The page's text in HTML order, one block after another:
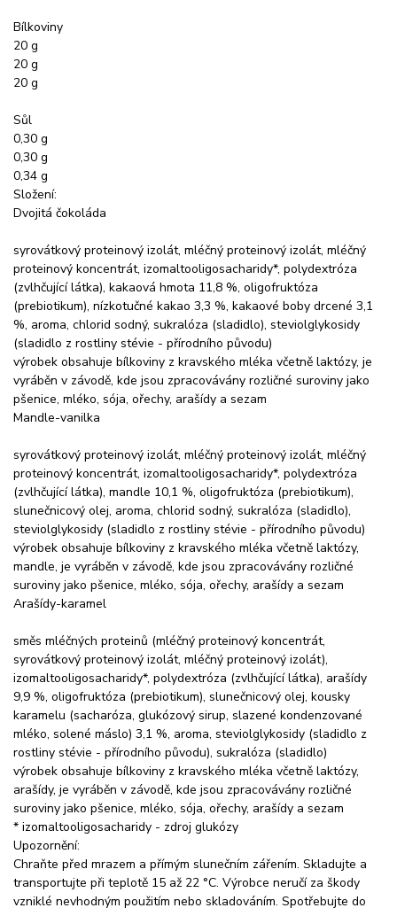
Bílkoviny
20 g
20 g
20 g
Sůl
0,30 g
0,30 g
0,34 g
Složení:
Dvojitá čokoláda
syrovátkový proteinový izolát, mléčný proteinový izolát, mléčný
proteinový koncentrát, izomaltooligosacharidy*, polydextróza
(zvlhčující látka), kakaová hmota 11,8 %, oligofruktóza
(prebiotikum), nízkotučné kakao 3,3 %, kakaové boby drcené 3,1
%, aroma, chlorid sodný, sukralóza (sladidlo), steviolglykosidy
(sladidlo z rostliny stévie - přírodního původu)
výrobek obsahuje bílkoviny z kravského mléka včetně laktózy, je
vyráběn v závodě, kde jsou zpracovávány rozličné suroviny jako
pšenice, mléko, sója, ořechy, arašídy a sezam
Mandle-vanilka
syrovátkový proteinový izolát, mléčný proteinový izolát, mléčný
proteinový koncentrát, izomaltooligosacharidy*, polydextróza
(zvlhčující látka), mandle 10,1 %, oligofruktóza (prebiotikum),
slunečnicový olej, aroma, chlorid sodný, sukralóza (sladidlo),
steviolglykosidy (sladidlo z rostliny stévie - přírodního původu)
výrobek obsahuje bílkoviny z kravského mléka včetně laktózy,
mandle, je vyráběn v závodě, kde jsou zpracovávány rozličné
suroviny jako pšenice, mléko, sója, ořechy, arašídy a sezam
Arašídy-karamel
směs mléčných proteinů (mléčný proteinový koncentrát,
syrovátkový proteinový izolát, mléčný proteinový izolát),
izomaltooligosacharidy*, polydextróza (zvlhčující látka), arašídy
9,9 %, oligofruktóza (prebiotikum), slunečnicový olej, kousky
karamelu (sacharóza, glukózový sirup, slazené kondenzované
mléko, solené máslo) 3,1 %, aroma, steviolglykosidy (sladidlo z
rostliny stévie - přírodního původu), sukralóza (sladidlo)
výrobek obsahuje bílkoviny z kravského mléka včetně laktózy,
arašídy, je vyráběn v závodě, kde jsou zpracovávány rozličné
suroviny jako pšenice, mléko, sója, ořechy, arašídy a sezam
* izomaltooligosacharidy - zdroj glukózy
Upozornění:
Chraňte před mrazem a přímým slunečním zářením. Skladujte a
transportujte při teplotě 15 až 22 °C. Výrobce neručí za škody
vzniklé nevhodným použitím nebo skladováním. Spotřebujte do